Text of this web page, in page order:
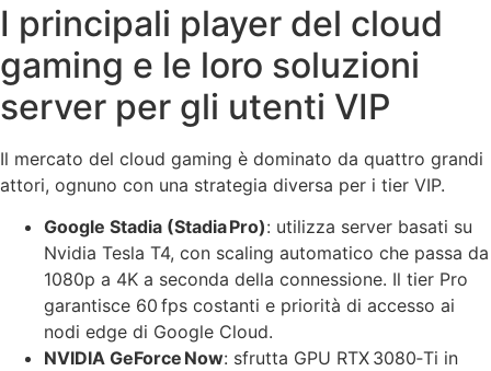
I principali player del cloud
gaming e le loro soluzioni
server per gli utenti VIP
Il mercato del cloud gaming è dominato da quattro grandi
attori, ognuno con una strategia diversa per i tier VIP.
Google Stadia (Stadia Pro): utilizza server basati su
Nvidia Tesla T4, con scaling automatico che passa da
1080p a 4K a seconda della connessione. Il tier Pro
garantisce 60 fps costanti e priorità di accesso ai
nodi edge di Google Cloud.
NVIDIA GeForce Now: sfrutta GPU RTX 3080‑Ti in